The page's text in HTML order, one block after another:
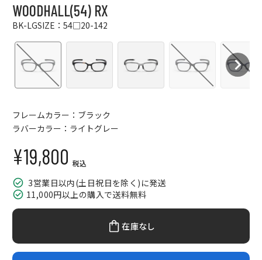
WOODHALL(54) RX
BK-LGSIZE：54□20-142
フレームカラー：ブラック
ラバーカラー：ライトグレー
セール価格
¥19,800 税込
3営業日以内(土日祝日を除く)に発送
11,000円以上の購入で送料無料
在庫なし